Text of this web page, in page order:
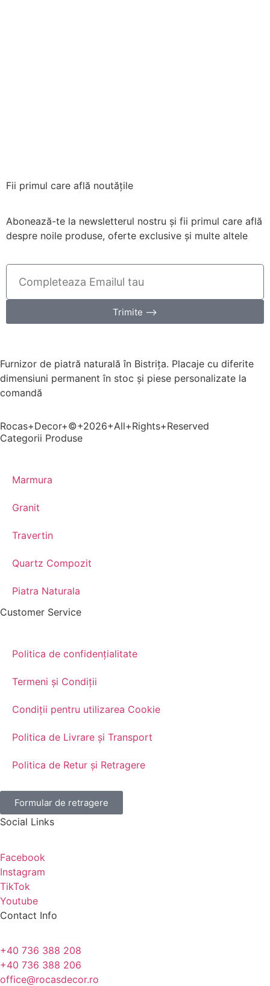
Fii primul care află noutățile
Abonează-te la newsletterul nostru și fii primul care află
despre noile produse, oferte exclusive și multe altele
Trimite ⟶
Furnizor de piatră naturală în Bistrița. Placaje cu diferite
dimensiuni permanent în stoc și piese personalizate la
comandă
Rocas+Decor+©+2026+All+Rights+Reserved
Categorii Produse
Marmura
Granit
Travertin
Quartz Compozit
Piatra Naturala
Customer Service
Politica de confidențialitate
Termeni și Condiții
Condiții pentru utilizarea Cookie
Politica de Livrare și Transport
Politica de Retur și Retragere
Formular de retragere
Social Links
Facebook
Instagram
TikTok
Youtube
Contact Info
+40 736 388 208
+40 736 388 206
office@rocasdecor.ro